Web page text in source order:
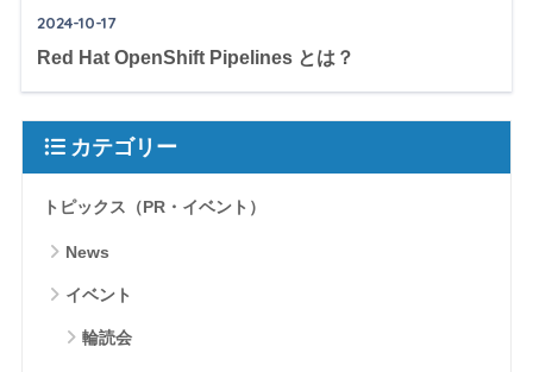
2024-10-17
Red Hat OpenShift Pipelines とは？
カテゴリー
トピックス（PR・イベント）
News
イベント
輪読会